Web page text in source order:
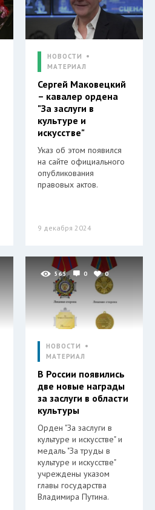
НОВОСТИ
МАТЕРИАЛ
Сергей Маковецкий
– кавалер ордена
"За заслуги в
культуре и
искусстве"
Указ об этом появился
на сайте официального
опубликования
правовых актов.
9 декабря 2024
565 0 0
НОВОСТИ
МАТЕРИАЛ
В России появились
две новые награды
за заслуги в области
культуры
Орден "За заслуги в
культуре и искусстве" и
медаль "За труды в
культуре и искусстве"
учреждены указом
главы государства
Владимира Путина.